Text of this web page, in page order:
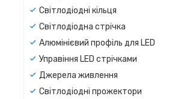
Світлодіодні кільця
Світлодіодна стрічка
Алюмінієвий профіль для LED
Управіння LED стрічками
Джерела живлення
Світлодіодні прожектори